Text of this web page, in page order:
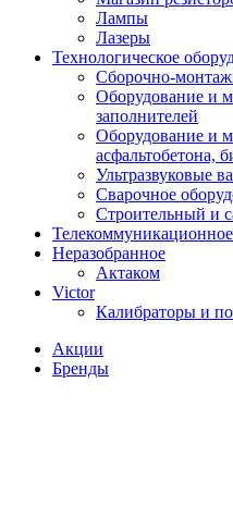
Лампы
Лазеры
Технологическое
Сборочно-
Оборудование и
заполнителей
Оборудование и
асфальтобетона,
Ультразвуковые
Сварочное
Строительный и
Телекоммуникационное
Неразобранное
Актаком
Victor
Калибраторы и
Акции
Бренды